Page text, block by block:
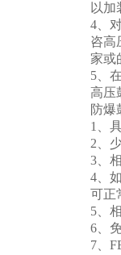
以
4、
咨高
家或
5、
高压
防
1、
2、
3、
4、
可正
5、
6、
7、